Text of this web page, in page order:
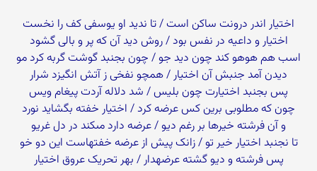
اختیار اندر درونت ساکن است / تا ندید او یوسفى کف را نخست‏
اختیار و داعیه در نفس بود / روش دید آن که پر و بالى گشود
اسب هم هوهو کند چون دید جو / چون بجنبد گوشت گربه کرد مو
دیدن آمد جنبش آن اختیار / همچو نفخى ز آتش انگیزد شرار
پس بجنبد اختیارت چون بلیس / شد دلاله آردت پیغام ویس‏
چون که مطلوبى برین کس عرضه کرد / اختیار خفته بگشاید نورد
و آن فرشته خیرها بر رغم دیو / عرضه دارد مى‏کند در دل غریو
تا نجنبد اختیار خیر تو / زانک‏ پیش ‏از عرضه خفته‏است این ‏دو خو
پس فرشته و دیو گشته عرضه‏دار / بهر تحریک عروق اختیار